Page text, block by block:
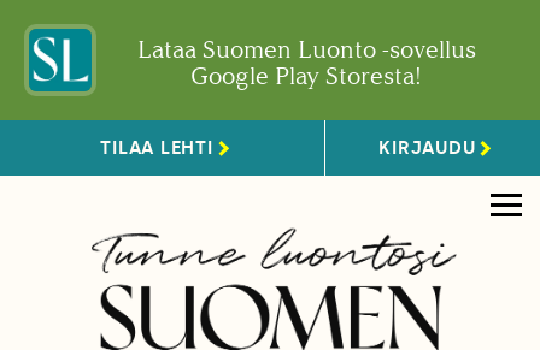
Lataa Suomen Luonto -sovellus
Google Play Storesta!
TILAA LEHTI KIRJAUDU